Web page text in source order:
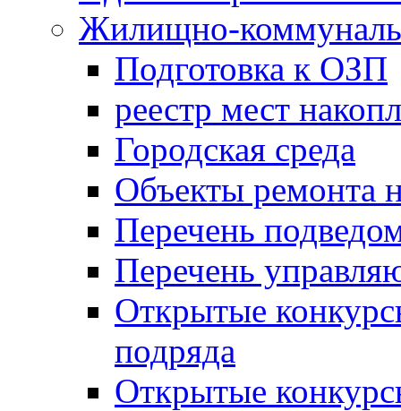
Жилищно-
Подготовка к ОЗП
реестр мест
Городская среда
Объекты ремонта
Перечень
Перечень
Открытые
подряда
Открытые